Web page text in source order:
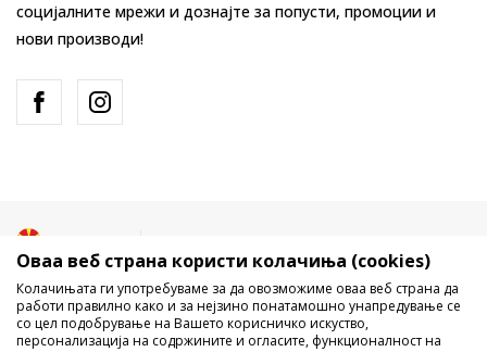
социјалните мрежи и дознајте за попусти, промоции и
нови производи!
Оваа веб страна користи колачиња (cookies)
Колачињата ги употребуваме за да овозможиме оваа веб страна да
работи правилно како и за нејзино понатамошно унапредување се
со цел подобрување на Вашето корисничко искуство,
персонализација на содржините и огласите, функционалност на